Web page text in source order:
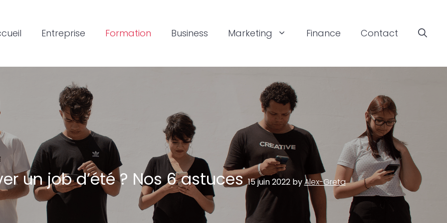
Entreprise Formation Business Marketing Finance Contact
un job d’été ? Nos 6 astuces15 juin 2022byAlex-Greta